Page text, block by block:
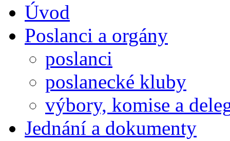
Úvod
Poslanci a orgány
poslanci
poslanecké kluby
výbory, komise a
Jednání a dokumenty